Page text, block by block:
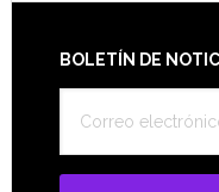
Footer
BOLETÍN DE